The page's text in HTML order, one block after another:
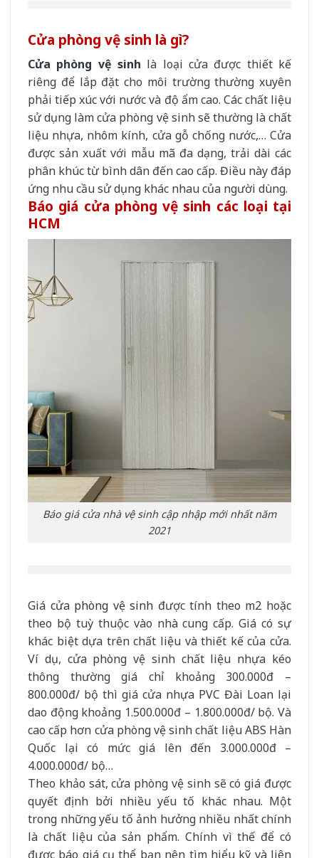
Cửa phòng vệ sinh là gì?
Cửa phòng vệ sinh là loại cửa được thiết kế
riêng để lắp đặt cho môi trường thường xuyên
phải tiếp xúc với nước và độ ẩm cao. Các chất liệu
sử dụng làm cửa phòng vệ sinh sẽ thường là chất
liệu nhựa, nhôm kính, cửa gỗ chống nước,… Cửa
được sản xuất với mẫu mã đa dạng, trải dài các
phân khúc từ bình dân đến cao cấp. Điều này đáp
ứng nhu cầu sử dụng khác nhau của người dùng.
Báo giá cửa phòng vệ sinh các loại tại
HCM
Báo giá cửa nhà vệ sinh cập nhập mới nhất năm
2021
Giá cửa phòng vệ sinh được tính theo m2 hoặc
theo bộ tuỳ thuộc vào nhà cung cấp. Giá có sự
khác biệt dựa trên chất liệu và thiết kế của cửa.
Ví dụ, cửa phòng vệ sinh chất liệu nhựa kéo
thông thường giá chỉ khoảng 300.000đ –
800.000đ/ bộ thì giá cửa nhựa PVC Đài Loan lại
dao động khoảng 1.500.000đ – 1.800.000đ/ bộ. Và
cao cấp hơn cửa phòng vệ sinh chất liệu ABS Hàn
Quốc lại có mức giá lên đến 3.000.000đ –
4.000.000đ/ bộ…
Theo khảo sát, cửa phòng vệ sinh sẽ có giá được
quyết định bởi nhiều yếu tố khác nhau. Một
trong những yếu tố ảnh hưởng nhiều nhất chính
là chất liệu của sản phẩm. Chính vì thế để có
được báo giá cụ thể bạn nên tìm hiểu kỹ và liên